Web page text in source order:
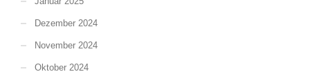
Dezember 2024
November 2024
Oktober 2024